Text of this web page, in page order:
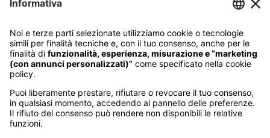
Assicurazione
DESTINAZIONI
Australia
Cambogia Canada Egitto Emirati Arabi
Madagascar Maldive Malesia e Singapore